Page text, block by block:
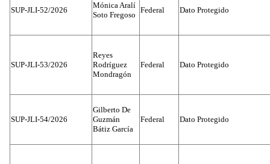
SUP-JLI-52/2026
Mónica Aralí
Soto Fregoso
Federal Dato Protegido
SUP-JLI-53/2026
Reyes
Rodríguez
Mondragón
Federal Dato Protegido
SUP-JLI-54/2026
Gilberto De
Guzmán
Bátiz García
Federal Dato Protegido